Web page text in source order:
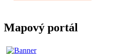
Mapový portál